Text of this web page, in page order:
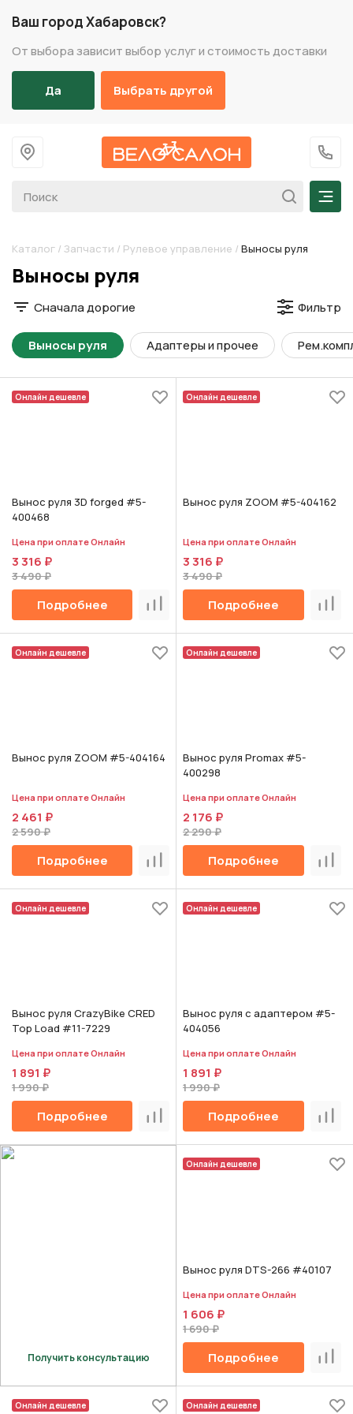
Ваш город Хабаровск?
От выбора зависит выбор услуг и стоимость доставки
Да Выбрать другой
На главную
+7
Каталог / Запчасти / Рулевое управление / Выносы руля
Разделы каталога
Выносы руля
Сначала дорогие Фильтр
Адаптеры и прочее
Выносы руля
Онлайн дешевле
Вынос руля 3D forged #5-
400468
Цена при оплате Онлайн
3 316 ₽
3 490 ₽
Подробнее Сравнить
Онлайн дешевле
Вынос руля ZOOM #5-404162
Цена при оплате Онлайн
3 316 ₽
3 490 ₽
Подробнее
Онлайн дешевле
Вынос руля ZOOM #5-404164
Цена при оплате Онлайн
2 461 ₽
2 590 ₽
Подробнее Сравнить
Онлайн дешевле
Вынос руля Promax #5-
400298
Цена при оплате Онлайн
2 176 ₽
2 290 ₽
Подробнее
Онлайн дешевле
Вынос руля CrazyBike CRED
Top Load #11-7229
Цена при оплате Онлайн
1 891 ₽
1 990 ₽
Подробнее Сравнить
Онлайн дешевле
Вынос руля с адаптером #5-
404056
Цена при оплате Онлайн
1 891 ₽
1 990 ₽
Подробнее
Получить консультацию
Онлайн дешевле
Вынос руля DTS-266 #40107
Цена при оплате Онлайн
1 606 ₽
1 690 ₽
Подробнее
Онлайн дешевле Онлайн дешевле